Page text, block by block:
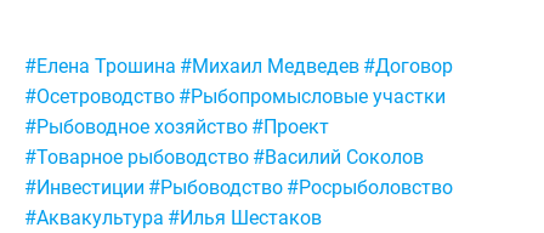
Метки:
#Елена Трошина #Михаил Медведев #Договор
#Осетроводство #Рыбопромысловые участки
#Рыбоводное хозяйство #Проект
#Товарное рыбоводство #Василий Соколов
#Инвестиции #Рыбоводство #Росрыболовство
#Аквакультура #Илья Шестаков